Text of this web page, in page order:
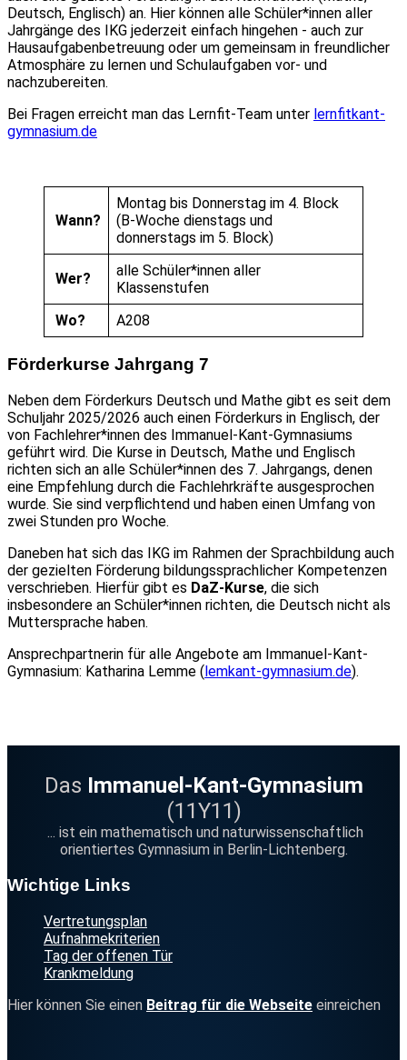
Deutsch,­ Englisch­) an. Hier können alle Schüler*innen aller
Jahrgänge des IKG jederzeit einfach hingehen - auch zur
Hausaufgabenbetreuung oder um gemeinsam in freundlicher
Atmosphäre zu lernen und Schulaufgaben vor- und
nachzubereiten.
Bei Fragen erreicht man das Lernfit-Team unter lernfit@
kant-
gymnasium.de
Wann?
Montag bis Donnerstag im 4. Block
(B-Woche dienstags und
donnerstags im 5. Block)
Wer?
alle Schüler*innen aller
Klassenstufen
Wo?
A208
Förderkurse Jahrgang 7
Neben dem Förderkurs Deutsch und Mathe gibt es seit dem
Schuljahr 2025/2026 auch einen Förderkurs in Englisch, der
von Fachlehrer*innen des Immanuel-Kant-Gymnasiums
geführt wird. Die Kurse in Deutsch, Mathe und Englisch
richten sich an alle Schüler*innen des 7. Jahrgangs, denen
eine Empfehlung durch die Fachlehrkräfte ausgesprochen
wurde. Sie sind verpflichtend und haben einen Umfang von
zwei Stunden pro Woche.
Daneben hat sich das IKG im Rahmen der Sprachbildung auch
der gezielten Förderung bildungssprachlicher Kompetenzen
verschrieben. Hierfür gibt es DaZ-Kurse, die sich
insbesondere an Schüler*innen richten, die Deutsch nicht als
Muttersprache haben.
Ansprechpartnerin für alle Angebote am Immanuel-Kant-
Gymnasium: Katharina Lemme (lem@
kant-gymnasium.de).
Das Immanuel-Kant-Gymnasium
(11Y11)
... ist ein mathematisch und naturwissenschaftlich
orientiertes Gymnasium in Berlin-Lichtenberg.
Footer
Wichtige Links
Vertretungsplan
Aufnahmekriterien
Tag der offenen Tür
Krankmeldung
Hier können Sie einen Beitrag für die Webseite einreichen